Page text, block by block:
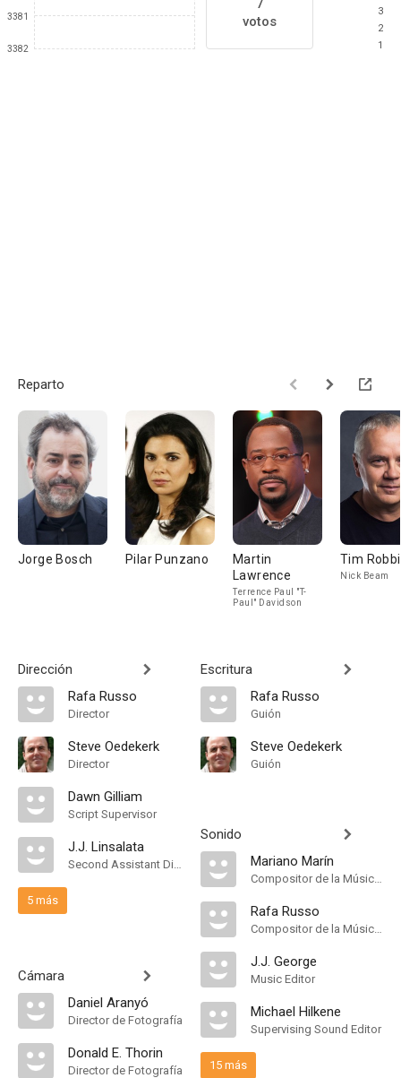
3381
3382
7
votos
3
2
1
Reparto
Jorge Bosch Pilar Punzano
Martin
Lawrence
Terrence Paul "T-
Paul" Davidson
Tim
Nick Beam
Dirección
Rafa Russo
Director
Steve Oedekerk
Director
Dawn Gilliam
Script Supervisor
J.J. Linsalata
Second Assistant Director
5 más
Cámara
Daniel Aranyó
Director de Fotografía
Donald E. Thorin
Director de Fotografía
Escritura
Rafa Russo
Guión
Steve Oedekerk
Guión
Sonido
Mariano Marín
Compositor de la Música Original
Rafa Russo
Compositor de la Música Original
J.J. George
Music Editor
Michael Hilkene
Supervising Sound Editor
15 más